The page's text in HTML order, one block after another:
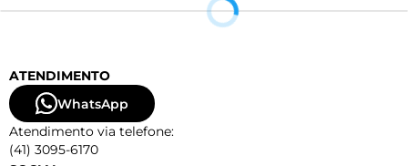
ATENDIMENTO
WhatsApp
Atendimento via telefone:
(41) 3095-6170